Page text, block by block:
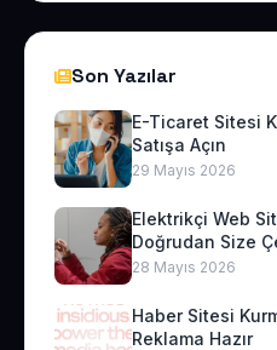
Son Yazılar
E-Ticaret Sitesi
Satışa Açın
29 Mayıs 2026
Elektrikçi Web
Doğrudan Size
28 Mayıs 2026
Haber Sitesi
Reklama Hazır